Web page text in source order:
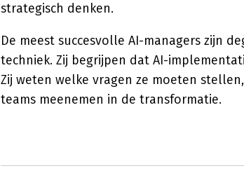
strategisch denken.
De meest succesvolle AI-managers zijn
techniek. Zij begrijpen dat AI-
Zij weten welke vragen ze moeten
teams meenemen in de transformatie.